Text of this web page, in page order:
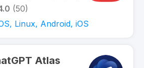
(50)
Linux, Android, iOS
Atlas